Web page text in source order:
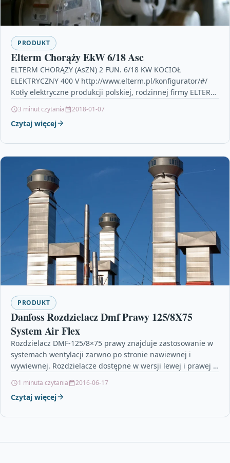
PRODUKT
Elterm Chorąży EkW 6/18 Asc
ELTERM CHORĄŻY (AsZN) 2 FUN. 6/18 KW KOCIOŁ
ELEKTRYCZNY 400 V http://www.elterm.pl/konfigurator/#/
Kotły elektryczne produkcji polskiej, rodzinnej firmy ELTERM,
3 minut czytania 2018-01-07
Czytaj więcej
PRODUKT
Danfoss Rozdzielacz Dmf Prawy 125/8X75
System Air Flex
Rozdzielacz DMF-125/8×75 prawy znajduje zastosowanie w
systemach wentylacji zarwno po stronie nawiewnej i
wywiewnej. Rozdzielacze dostępne w wersji lewej i prawej w
1 minuta czytania 2016-06-17
Czytaj więcej